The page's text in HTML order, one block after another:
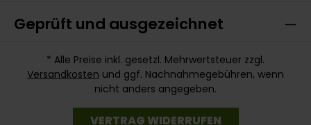
Geprüft und ausgezeichnet
* Alle Preise inkl. gesetzl. Mehrwertsteuer zzgl.
Versandkosten und ggf. Nachnahmegebühren, wenn
nicht anders angegeben.
VERTRAG WIDERRUFEN